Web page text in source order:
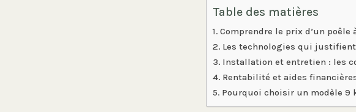
Table des matières
Comprendre le prix d’un
Les technologies qui
Installation et entretien : les
Rentabilité et aides
Pourquoi choisir un modèle 9